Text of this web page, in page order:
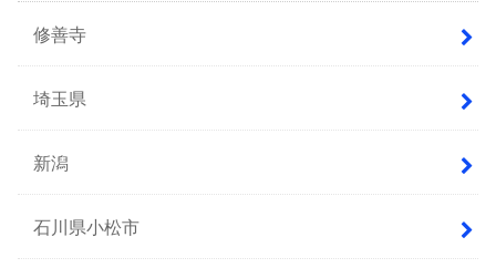
修善寺
埼玉県
新潟
石川県小松市